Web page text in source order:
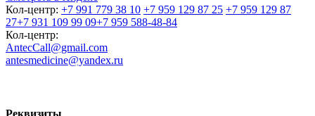
Кол-центр: +7 991 779 38 10 +7 959 129 87 25 +7 959 129 87
27+7 931 109 99 09+7 959 588-48-84
Кол-центр:
AntecCall@gmail.com
antesmedicine@yandex.ru
Реквизиты